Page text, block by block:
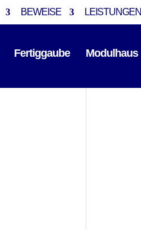
BEWEISE LEISTUNGEN
Fertiggaube Modulhaus